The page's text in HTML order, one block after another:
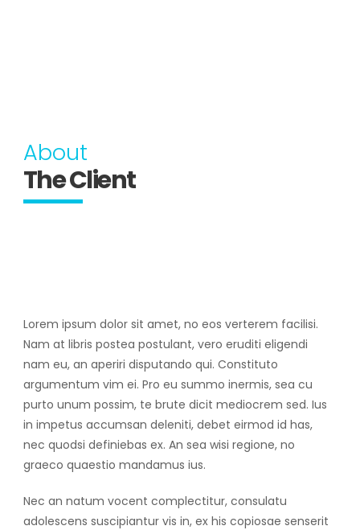
About
The Client
Lorem ipsum dolor sit amet, no eos verterem facilisi.
Nam at libris postea postulant, vero eruditi eligendi
nam eu, an aperiri disputando qui. Constituto
argumentum vim ei. Pro eu summo inermis, sea cu
purto unum possim, te brute dicit mediocrem sed. Ius
in impetus accumsan deleniti, debet eirmod id has,
nec quodsi definiebas ex. An sea wisi regione, no
graeco quaestio mandamus ius.
Nec an natum vocent complectitur, consulatu
adolescens suscipiantur vis in, ex his copiosae senserit